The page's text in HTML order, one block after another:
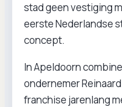
stad geen vestiging
eerste Nederlandse
concept.
In Apeldoorn
ondernemer
franchise jarenlang